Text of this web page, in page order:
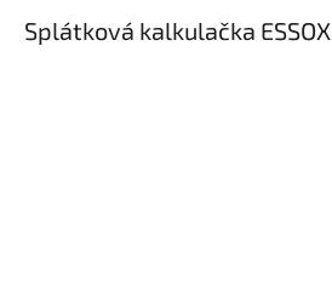
Splátková kalkulačka ESSOX